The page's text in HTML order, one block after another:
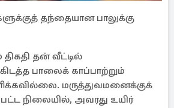
தந்தையான பாலுக்கு
தன் வீட்டில்
பாலைக் காப்பாற்றும்
மருத்துவமனைக்குக்
நிலையில், அவரது உயிர்